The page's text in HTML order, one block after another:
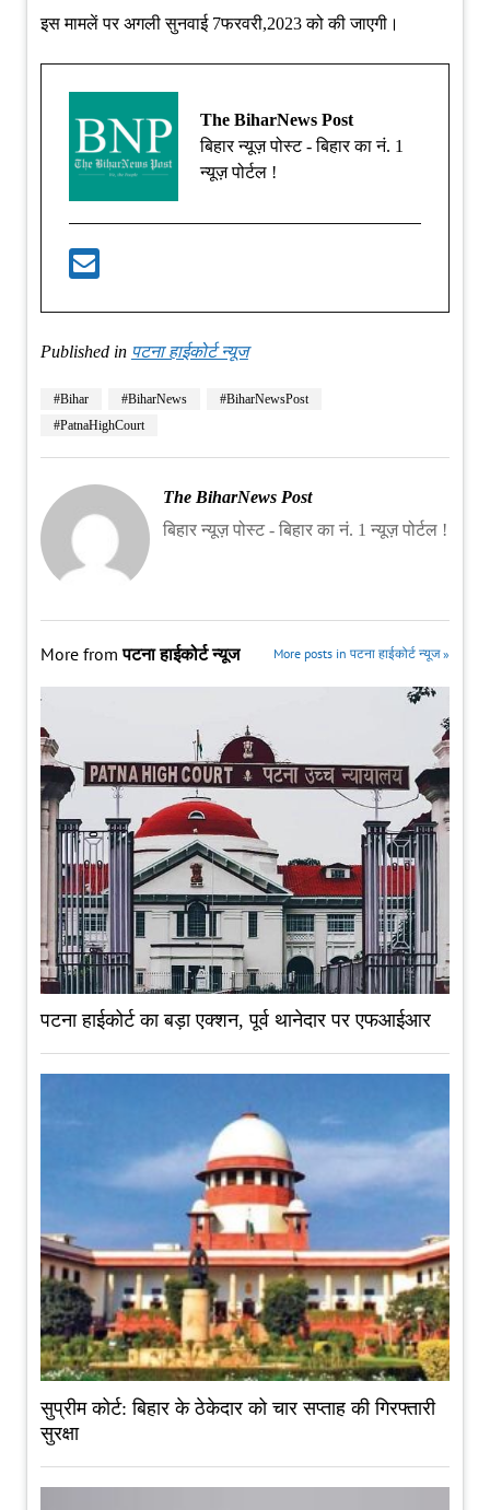
इस मामलें पर अगली सुनवाई 7फरवरी,2023 को की जाएगी।
The BiharNews Post
बिहार न्यूज़ पोस्ट - बिहार का नं. 1
न्यूज़ पोर्टल !
Published in पटना हाईकोर्ट न्यूज
#Bihar #BiharNews
#BiharNewsPost
#PatnaHighCourt
The BiharNews Post
बिहार न्यूज़ पोस्ट - बिहार का नं. 1 न्यूज़ पोर्टल !
More fromपटना हाईकोर्ट न्यूज More posts in पटना हाईकोर्ट न्यूज »
पटना हाईकोर्ट का बड़ा एक्शन, पूर्व थानेदार पर एफआईआर
सुप्रीम कोर्ट: बिहार के ठेकेदार को चार सप्ताह की गिरफ्तारी
सुरक्षा